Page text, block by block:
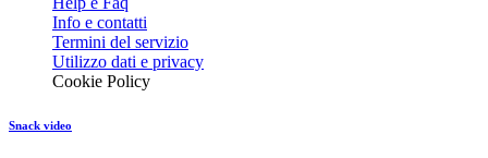
Info e contatti
Termini del servizio
Utilizzo dati e privacy
Cookie Policy
Snack video